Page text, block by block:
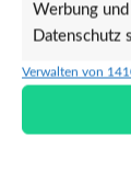
Werbung
Datenschutz
Verwalten von
€
€